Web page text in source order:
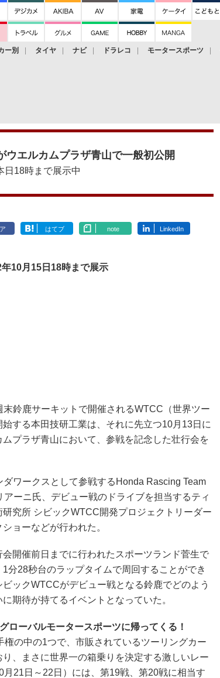
ー別 タイヤ ナビ ドラレコ モータースポーツ
ウエルカムプラザ青山で一般初公開
日18時まで展示中
はてブ note LinkedIn
10月15日18時まで展示
鈴鹿サーキットで開催されるWTCC（世界ツー
する本田技研工業は、それに先立つ10月13日に
プラザ青山において、参戦を記念した壮行会を
ワークスとして参戦するHonda Rascing Team
ーニ氏、デビュー戦のドライブを担当するティ
究所 シビックWTCC開発プロジェクトリーダー
ョーなどが行われた。
開催前日までに行われたスポーツランド菅生で
分28秒台のラップタイムで周回することができ
ックWTCCがデビュー戦となる鈴鹿でどのよう
期待が持てるイベントとなっていた。
ローバルモータースポーツに帰ってくる！
の中の1つで、市販されているツーリングカー
、まさに世界一の箱乗りを決定する激しいレー
21日～22日）には、第19戦、第20戦に相当す